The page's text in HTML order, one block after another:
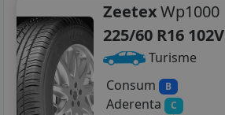
ZeetexWp1000
225/60 R16 102V
Turisme
Consum
B
Aderenta C